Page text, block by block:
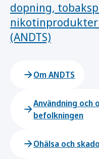
dopning,
nikotinprodukter
(ANDTS)
Om ANDTS
Användning och
befolkningen
Ohälsa och